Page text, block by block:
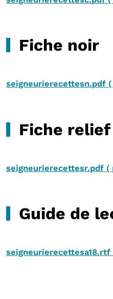
Fiche noir
seigneurierecettesn.pdf (
Fiche relief
seigneurierecettesr.pdf (
Guide de
seigneurierecettesa18.rtf